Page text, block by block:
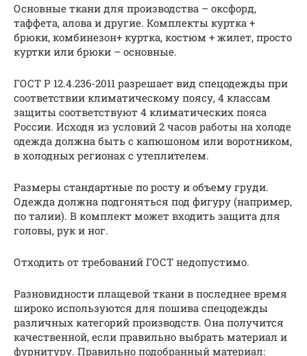
Основные ткани для производства – оксфорд,
таффета, алова и другие. Комплекты куртка +
брюки, комбинезон+ куртка, костюм + жилет, просто
куртки или брюки – основные.
ГОСТ Р 12.4.236-2011 разрешает вид спецодежды при
соответствии климатическому поясу, 4 классам
защиты соответствуют 4 климатических пояса
России. Исходя из условий 2 часов работы на холоде
одежда должна быть с капюшоном или воротником,
в холодных регионах с утеплителем.
Размеры стандартные по росту и объему груди.
Одежда должна подгоняться под фигуру (например,
по талии). В комплект может входить защита для
головы, рук и ног.
Отходить от требований ГОСТ недопустимо.
Разновидности плащевой ткани в последнее время
широко используются для пошива спецодежды
различных категорий производств. Она получится
качественной, если правильно выбрать материал и
фурнитуру. Правильно подобранный материал: